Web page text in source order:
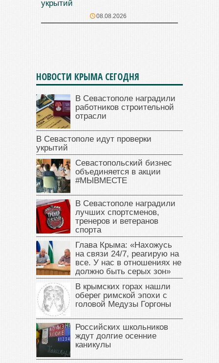
укрытий
08.08.2026
НОВОСТИ КРЫМА СЕГОДНЯ
В Севастополе наградили
работников строительной
отрасли
В Севастополе идут проверки
укрытий
Севастопольский бизнес
объединяется в акции
#МЫВМЕСТЕ
В Севастополе наградили
лучших спортсменов,
тренеров и ветеранов
спорта
Глава Крыма: «Нахожусь
на связи 24/7, реагирую на
все. У нас в отношениях не
должно быть серых зон»
В крымских горах нашли
оберег римской эпохи с
головой Медузы Горгоны
Российских школьников
ждут долгие осенние
каникулы